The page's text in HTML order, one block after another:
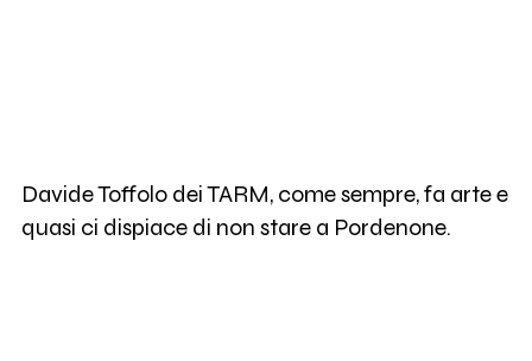
Davide Toffolo dei TARM, come sempre, fa arte e
quasi ci dispiace di non stare a Pordenone.